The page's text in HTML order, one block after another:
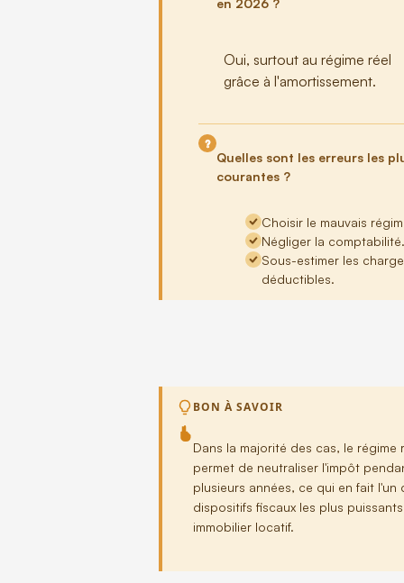
en 2026 ?
Oui, surtout au régime réel
grâce à l'amortissement.
Quelles sont les erreurs les
courantes ?
Choisir le mauvais
Négliger la
Sous-estimer les
déductibles.
BON À SAVOIR
Dans la majorité des cas, le régime
permet de neutraliser l'impôt
plusieurs années, ce qui en fait l'un
dispositifs fiscaux les plus
immobilier locatif.